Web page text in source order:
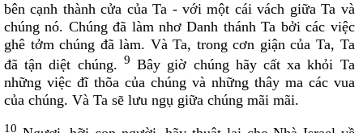
Download LỜI BÀI HÁT
Danh sách bài hát MP3
Danh sách Album
Danh sách bài hát
Thánh ca trong Thánh Lễ
bên cạnh thành cửa của Ta - với một cái vách giữa Ta và
chúng nó. Chúng đã làm nhơ Danh thánh Ta bởi các việc
ghê tởm chúng đã làm. Và Ta, trong cơn giận của Ta, Ta
đã tận diệt chúng. 9 Bây giờ chúng hãy cất xa khỏi Ta
những việc đĩ thõa của chúng và những thây ma các vua
của chúng. Và Ta sẽ lưu ngụ giữa chúng mãi mãi.
10